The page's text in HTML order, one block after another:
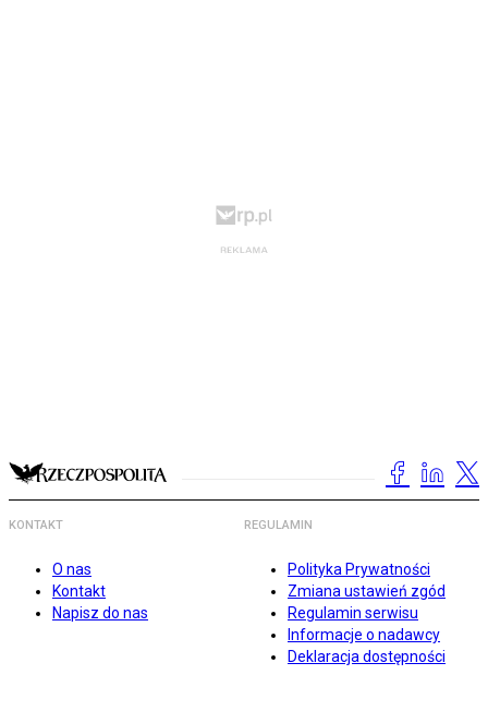
KONTAKT
O nas
Kontakt
Napisz do nas
REGULAMIN
Polityka Prywatności
Zmiana ustawień zgód
Regulamin serwisu
Informacje o nadawcy
Deklaracja dostępności